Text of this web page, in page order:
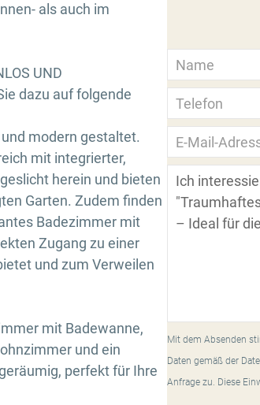
als auch im
UND
dazu auf folgende
modern gestaltet.
mit integrierter,
herein und bieten
Garten. Zudem finden
Badezimmer mit
Zugang zu einer
und zum Verweilen
mit Badewanne,
und ein
perfekt für Ihre
Mit dem Absenden
Daten gemäß der
Anfrage zu. Diese